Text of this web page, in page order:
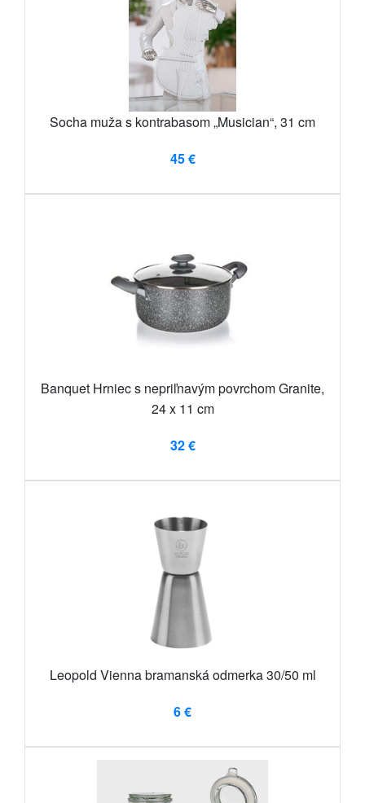
Socha muža s kontrabasom „Musician“, 31 cm
45 €
Banquet Hrniec s nepriľnavým povrchom Granite,
24 x 11 cm
32 €
Leopold Vienna bramanská odmerka 30/50 ml
6 €